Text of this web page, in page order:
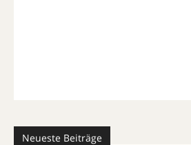
Neueste Beiträge